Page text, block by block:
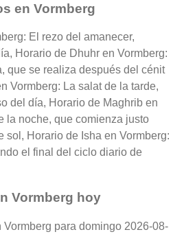
en Vormberg
El rezo del amanecer,
Horario de Dhuhr en Vormberg:
que se realiza después del cénit
Vormberg: La salat de la tarde,
del día, Horario de Maghrib en
la noche, que comienza justo
sol, Horario de Isha en Vormberg:
el final del ciclo diario de
Vormberg hoy
Vormberg para domingo 2026-08-